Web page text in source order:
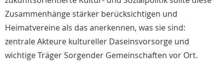
Zusammenhänge stärker berücksichtigen und
Heimatvereine als das anerkennen, was sie sind:
zentrale Akteure kultureller Daseinsvorsorge und
wichtige Träger Sorgender Gemeinschaften vor Ort.